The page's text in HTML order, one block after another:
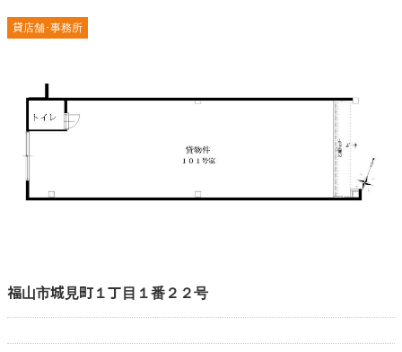
貸店舗･事務所
福山市城見町１丁目１番２２号